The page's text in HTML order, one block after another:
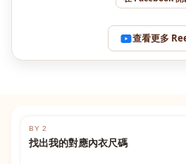
查看更多
BY 2
找出我的對應內衣尺碼